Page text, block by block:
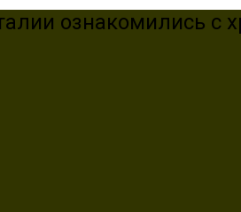
ознакомились с